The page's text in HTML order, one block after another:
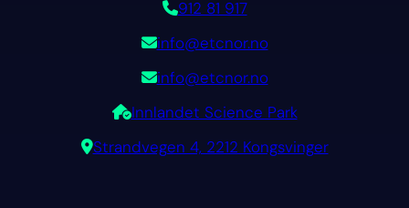
912 81 917
info@etcnor.no
info@etcnor.no
Innlandet Science Park
Strandvegen 4, 2212 Kongsvinger